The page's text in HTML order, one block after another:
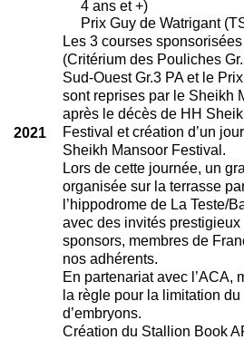
2021
4 ans et +)
Prix Guy de Watrigant
Les 3 courses
(Critérium des Pouliches
Sud-Ouest Gr.3 PA et le
sont reprises par le Sheikh
après le décès de HH
Festival et création d’un
Sheikh Mansoor Festival.
Lors de cette journée, un
organisée sur la terrasse
l’hippodrome de La Teste/
avec des invités prestigieux
sponsors, membres de
nos adhérents.
En partenariat avec l’ACA,
la règle pour la limitation du
d’embryons.
Création du Stallion Book